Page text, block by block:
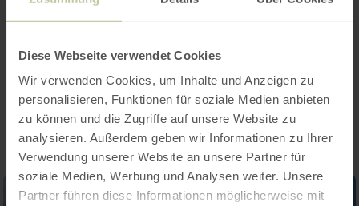
Diese Webseite verwendet Cookies
Wir verwenden Cookies, um Inhalte und Anzeigen zu
personalisieren, Funktionen für soziale Medien anbieten
zu können und die Zugriffe auf unsere Website zu
analysieren. Außerdem geben wir Informationen zu Ihrer
Verwendung unserer Website an unsere Partner für
soziale Medien, Werbung und Analysen weiter. Unsere
Partner führen diese Informationen möglicherweise mit
Adenauer main street around the marketplace
Impressions